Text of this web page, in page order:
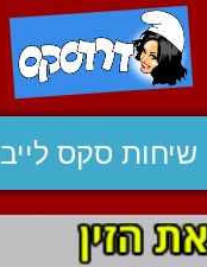
שיחות סקס לייב